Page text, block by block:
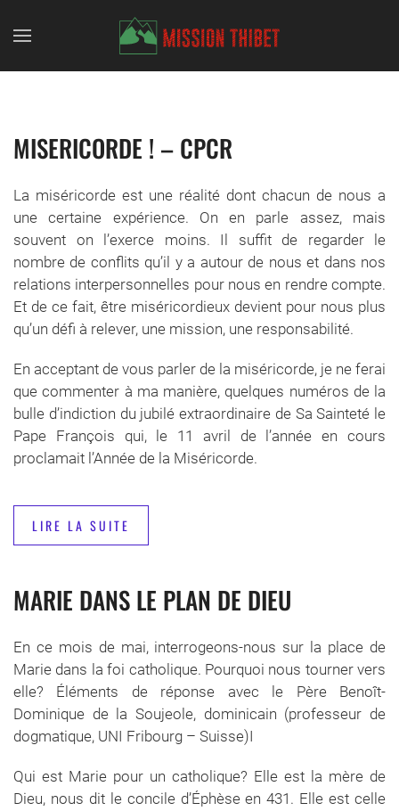
Skip to main content
MISERICORDE ! – CPCR
La miséricorde est une réalité dont chacun de nous a
une certaine expérience. On en parle assez, mais
souvent on l’exerce moins. Il suffit de regarder le
nombre de conflits qu’il y a autour de nous et dans nos
relations interpersonnelles pour nous en rendre compte.
Et de ce fait, être miséricordieux devient pour nous plus
qu’un défi à relever, une mission, une responsabilité.
En acceptant de vous parler de la miséricorde, je ne ferai
que commenter à ma manière, quelques numéros de la
bulle d’indiction du jubilé extraordinaire de Sa Sainteté le
Pape François qui, le 11 avril de l’année en cours
proclamait l’Année de la Miséricorde.
LIRE LA SUITE
MARIE DANS LE PLAN DE DIEU
En ce mois de mai, interrogeons-nous sur la place de
Marie dans la foi catholique. Pourquoi nous tourner vers
elle? Éléments de réponse avec le Père Benoît-
Dominique de la Soujeole, dominicain (professeur de
dogmatique, UNI Fribourg – Suisse)I
Qui est Marie pour un catholique? Elle est la mère de
Dieu, nous dit le concile d’Éphèse en 431. Elle est celle